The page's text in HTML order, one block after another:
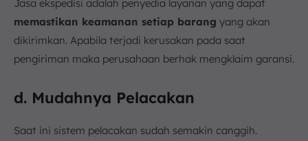
Jasa ekspedisi adalah penyedia layanan yang dapat
memastikan keamanan setiap barang yang akan
dikirimkan. Apabila terjadi kerusakan pada saat
pengiriman maka perusahaan berhak mengklaim garansi.
d. Mudahnya Pelacakan
Saat ini sistem pelacakan sudah semakin canggih.